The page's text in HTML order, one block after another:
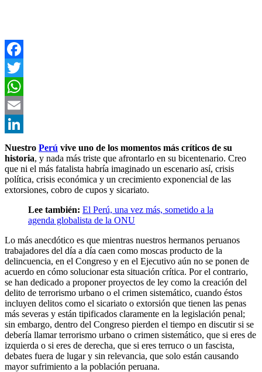
Facebook
Twitter
WhatsApp
Email
LinkedIn
Nuestro Perú vive uno de los momentos más críticos de su
historia, y nada más triste que afrontarlo en su bicentenario. Creo
que ni el más fatalista habría imaginado un escenario así, crisis
política, crisis económica y un crecimiento exponencial de las
extorsiones, cobro de cupos y sicariato.
Lee también: El Perú, una vez más, sometido a la
agenda globalista de la ONU
Lo más anecdótico es que mientras nuestros hermanos peruanos
trabajadores del día a día caen como moscas producto de la
delincuencia, en el Congreso y en el Ejecutivo aún no se ponen de
acuerdo en cómo solucionar esta situación crítica. Por el contrario,
se han dedicado a proponer proyectos de ley como la creación del
delito de terrorismo urbano o el crimen sistemático, cuando éstos
incluyen delitos como el sicariato o extorsión que tienen las penas
más severas y están tipificados claramente en la legislación penal;
sin embargo, dentro del Congreso pierden el tiempo en discutir si se
debería llamar terrorismo urbano o crimen sistemático, que si eres de
izquierda o si eres de derecha, que si eres terruco o un fascista,
debates fuera de lugar y sin relevancia, que solo están causando
mayor sufrimiento a la población peruana.